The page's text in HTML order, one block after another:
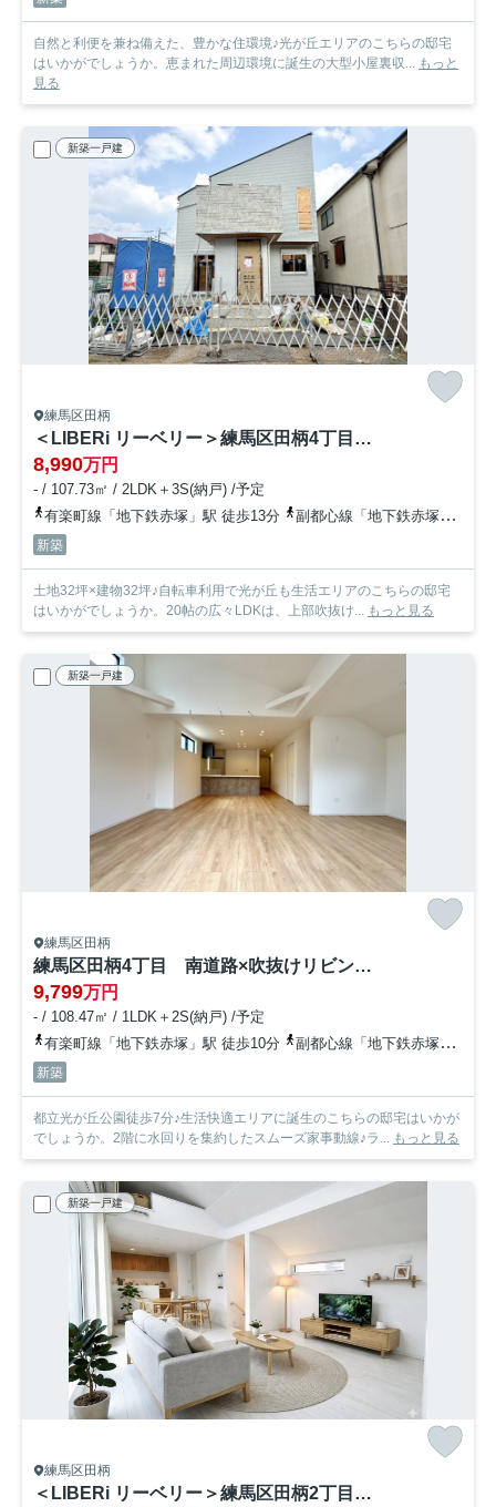
自然と利便を兼ね備えた、豊かな住環境♪光が丘エリアのこちらの邸宅
はいかがでしょうか。恵まれた周辺環境に誕生の大型小屋裏収... もっと
見る
新築一戸建
練馬区田柄
＜LIBERi リーベリー＞練馬区田柄4丁目 土地32坪×建物32坪 大型邸宅
8,990万円
- / 107.73㎡ / 2LDK＋3S(納戸) /予定
有楽町線「地下鉄赤塚」駅 徒歩13分
副都心線「地下鉄赤塚」駅 徒歩13分
新築
土地32坪×建物32坪♪自転車利用で光が丘も生活エリアのこちらの邸宅
はいかがでしょうか。20帖の広々LDKは、上部吹抜け... もっと見る
新築一戸建
練馬区田柄
練馬区田柄4丁目 南道路×吹抜けリビング 角地含む全2棟
9,799万円
- / 108.47㎡ / 1LDK＋2S(納戸) /予定
有楽町線「地下鉄赤塚」駅 徒歩10分
副都心線「地下鉄赤塚」駅 徒歩10分
新築
都立光が丘公園徒歩7分♪生活快適エリアに誕生のこちらの邸宅はいかが
でしょうか。2階に水回りを集約したスムーズ家事動線♪ラ... もっと見る
新築一戸建
練馬区田柄
＜LIBERi リーベリー＞練馬区田柄2丁目Ⅴ期 生活快適エリア 限定1棟